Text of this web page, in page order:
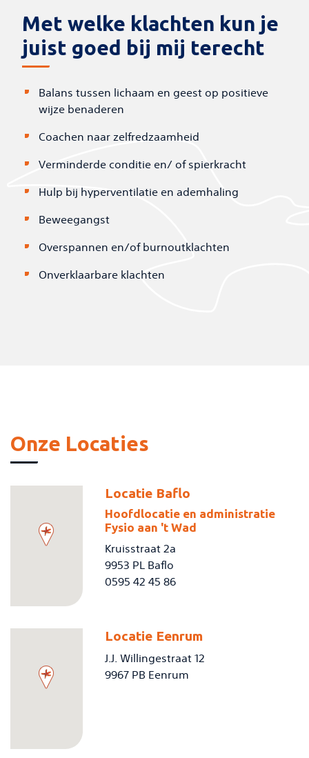
Met welke klachten kun je
juist goed bij mij terecht
Balans tussen lichaam en geest op positieve
wijze benaderen
Coachen naar zelfredzaamheid
Verminderde conditie en/ of spierkracht
Hulp bij hyperventilatie en ademhaling
Beweegangst
Overspannen en/of burnoutklachten
Onverklaarbare klachten
Onze Locaties
Locatie Baflo
Hoofdlocatie en administratie
Fysio aan 't Wad
Kruisstraat 2a
9953 PL Baflo
0595 42 45 86
Locatie Eenrum
J.J. Willingestraat 12
9967 PB Eenrum